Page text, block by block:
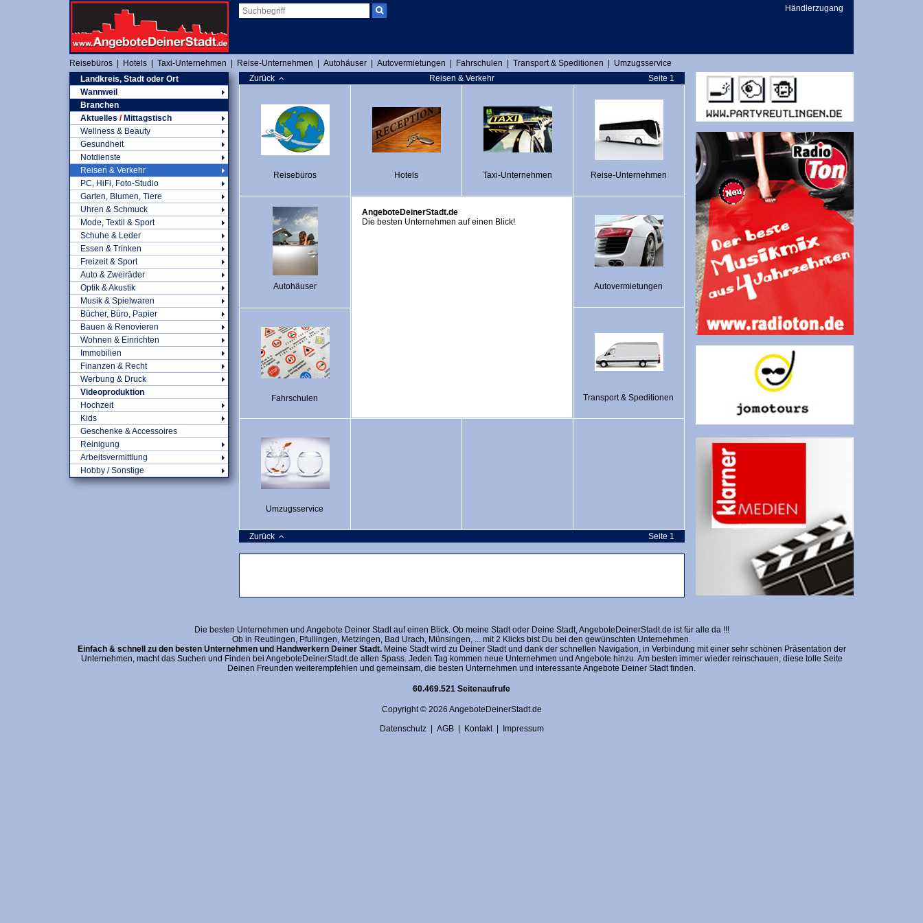
Händlerzugang
Reisebüros Hotels Taxi-Unternehmen Reise-Unternehmen Autohäuser Autovermietungen Fahrschulen Transport & Speditionen
Umzugsservice
Landkreis, Stadt oder Ort
Wannweil
Branchen
Aktuelles /Mittagstisch
Wellness & Beauty
Gesundheit
Notdienste
Reisen & Verkehr
PC, HiFi, Foto-Studio
Garten, Blumen, Tiere
Uhren & Schmuck
Mode, Textil & Sport
Schuhe & Leder
Essen & Trinken
Freizeit & Sport
Auto & Zweiräder
Optik & Akustik
Musik & Spielwaren
Bücher, Büro, Papier
Bauen & Renovieren
Wohnen & Einrichten
Immobilien
Finanzen & Recht
Werbung & Druck
Videoproduktion
Hochzeit
Kids
Geschenke & Accessoires
Reinigung
Arbeitsvermittlung
Hobby / Sonstige
Zurück Reisen & Verkehr Seite 1
Reisebüros Hotels Taxi-Unternehmen Reise-Unternehmen
Autohäuser
AngeboteDeinerStadt.de
Die besten Unternehmen auf einen Blick!
Autovermietungen
Fahrschulen Transport & Speditionen
Umzugsservice
Zurück Seite 1
Die besten Unternehmen und Angebote Deiner Stadt auf einen Blick. Ob meine Stadt oder Deine Stadt, AngeboteDeinerStadt.de ist für alle da !!!
Ob in Reutlingen, Pfullingen, Metzingen, Bad Urach, Münsingen, ... mit 2 Klicks bist Du bei den gewünschten Unternehmen.
Einfach & schnell zu den besten Unternehmen und Handwerkern Deiner Stadt.Meine Stadt wird zu Deiner Stadt und dank der schnellen Navigation, in Verbindung mit einer sehr schönen Präsentation der
Unternehmen, macht das Suchen und Finden bei AngeboteDeinerStadt.de allen Spass. Jeden Tag kommen neue Unternehmen und Angebote hinzu. Am besten immer wieder reinschauen, diese tolle Seite
Deinen Freunden weiterempfehlen und gemeinsam, die besten Unternehmen und interessante Angebote Deiner Stadt finden.
60.469.521 Seitenaufrufe
Copyright © 2026 AngeboteDeinerStadt.de
Datenschutz| AGB| Kontakt| Impressum